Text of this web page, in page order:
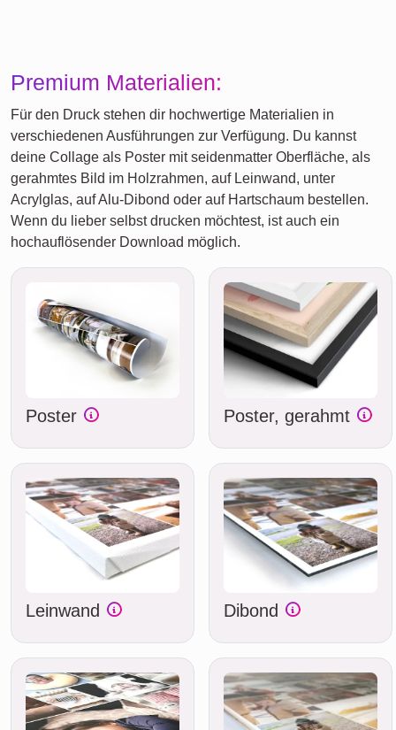
Premium Materialien:
Für den Druck stehen dir hochwertige Materialien in
verschiedenen Ausführungen zur Verfügung. Du kannst
deine Collage als Poster mit seidenmatter Oberfläche, als
gerahmtes Bild im Holzrahmen, auf Leinwand, unter
Acrylglas, auf Alu-Dibond oder auf Hartschaum bestellen.
Wenn du lieber selbst drucken möchtest, ist auch ein
hochauflösender Download möglich.
Poster Poster, gerahmt
Leinwand Dibond